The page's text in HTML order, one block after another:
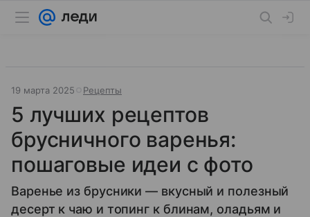
19 марта 2025 Рецепты
5 лучших рецептов
брусничного варенья:
пошаговые идеи с фото
Варенье из брусники — вкусный и полезный
десерт к чаю и топинг к блинам, оладьям и